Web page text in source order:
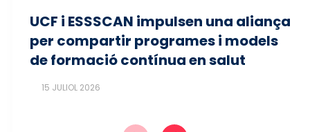
UCF i ESSSCAN impulsen una aliança
per compartir programes i models
de formació contínua en salut
15 JULIOL 2026